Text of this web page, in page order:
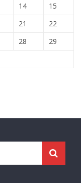
14
15
21
22
28
29